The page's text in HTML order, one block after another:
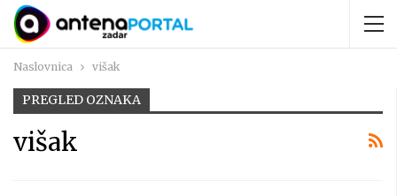
Naslovnica višak
PREGLED OZNAKA
višak